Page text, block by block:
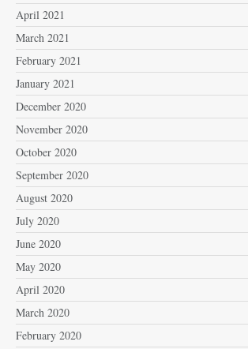
April 2021
March 2021
February 2021
January 2021
December 2020
November 2020
October 2020
September 2020
August 2020
July 2020
June 2020
May 2020
April 2020
March 2020
February 2020